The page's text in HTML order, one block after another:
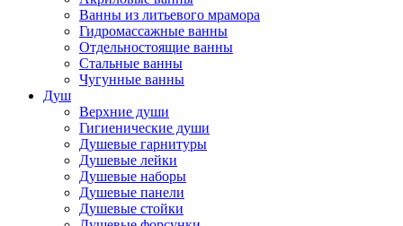
Ванны из литьевого мрамора
Гидромассажные ванны
Отдельностоящие ванны
Стальные ванны
Чугунные ванны
Душ
Верхние души
Гигиенические души
Душевые гарнитуры
Душевые лейки
Душевые наборы
Душевые панели
Душевые стойки